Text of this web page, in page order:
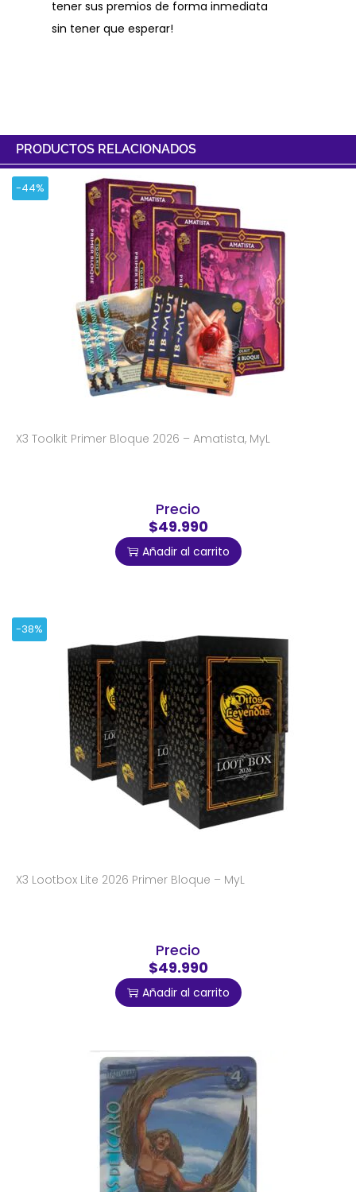
tener sus premios de forma inmediata
sin tener que esperar!
PRODUCTOS RELACIONADOS
-44%
X3 Toolkit Primer Bloque 2026 – Amatista, MyL
Precio
$49.990
Añadir al carrito
-38%
X3 Lootbox Lite 2026 Primer Bloque – MyL
Precio
$49.990
Añadir al carrito